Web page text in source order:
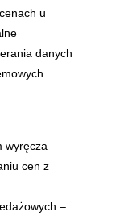
u
danych
wyręcza
cen z
–